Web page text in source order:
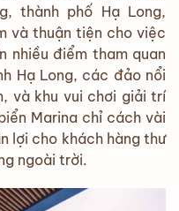
thành phố Hạ Long,
và thuận tiện cho việc
nhiều điểm tham quan
Hạ Long, các đảo nổi
và khu vui chơi giải trí
Marina chỉ cách vài
lợi cho khách hàng thư
ngoài trời.